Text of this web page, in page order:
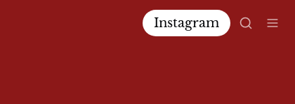
Instagram